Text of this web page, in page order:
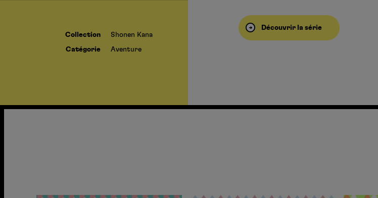
Collection Shonen Kana
Catégorie Aventure
Découvrir la série